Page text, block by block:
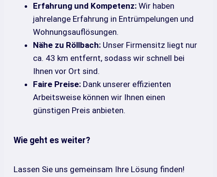
Erfahrung und Kompetenz: Wir haben
jahrelange Erfahrung in Entrümpelungen und
Wohnungsauflösungen.
Nähe zu Röllbach: Unser Firmensitz liegt nur
ca. 43 km entfernt, sodass wir schnell bei
Ihnen vor Ort sind.
Faire Preise: Dank unserer effizienten
Arbeitsweise können wir Ihnen einen
günstigen Preis anbieten.
Wie geht es weiter?
Lassen Sie uns gemeinsam Ihre Lösung finden!